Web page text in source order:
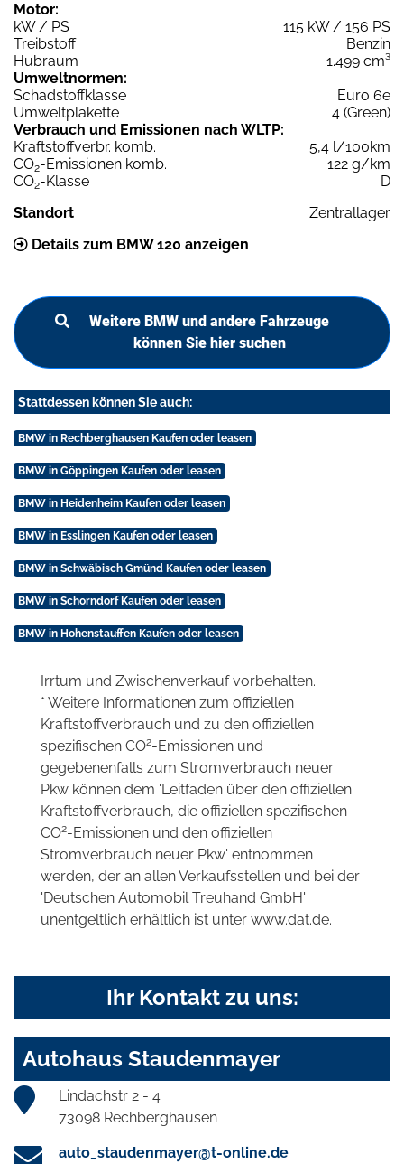
Motor:
kW / PS
115 kW / 156 PS
Treibstoff
Benzin
Hubraum
1.499 cm³
Umweltnormen:
Schadstoffklasse
Euro 6e
Umweltplakette
4 (Green)
Verbrauch und Emissionen nach WLTP:
Kraftstoffverbr. komb.
5,4 l/100km
CO2-Emissionen komb.
122 g/km
CO2-Klasse
D
Standort
Zentrallager
Details zum BMW 120 anzeigen
Weitere BMW und andere Fahrzeuge
können Sie hier suchen
Stattdessen können Sie auch:
BMW in Rechberghausen Kaufen oder leasen
BMW in Göppingen Kaufen oder leasen
BMW in Heidenheim Kaufen oder leasen
BMW in Esslingen Kaufen oder leasen
BMW in Schwäbisch Gmünd Kaufen oder leasen
BMW in Schorndorf Kaufen oder leasen
BMW in Hohenstauffen Kaufen oder leasen
Irrtum und Zwischenverkauf vorbehalten.
* Weitere Informationen zum offiziellen
Kraftstoffverbrauch und zu den offiziellen
spezifischen CO2-Emissionen und
gegebenenfalls zum Stromverbrauch neuer
Pkw können dem 'Leitfaden über den offiziellen
Kraftstoffverbrauch, die offiziellen spezifischen
CO2-Emissionen und den offiziellen
Stromverbrauch neuer Pkw' entnommen
werden, der an allen Verkaufsstellen und bei der
'Deutschen Automobil Treuhand GmbH'
unentgeltlich erhältlich ist unter www.dat.de.
Ihr Kontakt zu uns:
Autohaus Staudenmayer
Lindachstr 2 - 4
73098 Rechberghausen
auto_staudenmayer@t-online.de